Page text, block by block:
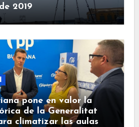
2019
pone en valor la
de la Generalitat
climatizar las aulas